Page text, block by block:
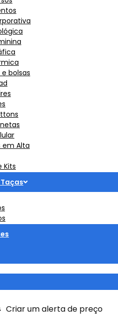
bolsas
em Alta
Kits
Criar um alerta de preço